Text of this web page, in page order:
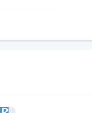
açıklık